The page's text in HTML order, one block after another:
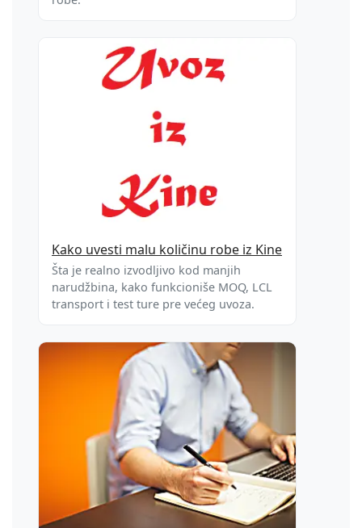
Kako uvesti malu količinu robe iz Kine
Šta je realno izvodljivo kod manjih
narudžbina, kako funkcioniše MOQ, LCL
transport i test ture pre većeg uvoza.